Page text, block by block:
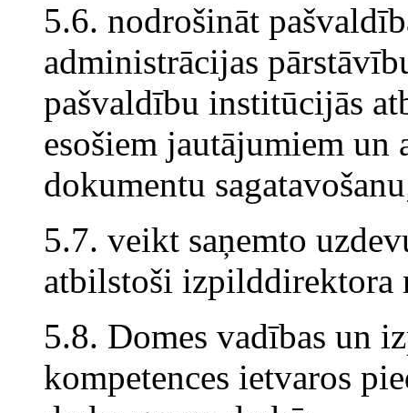
5.6. nodrošināt
administrācijas
pašvaldību institūcijās
esošiem jautājumiem un
dokumentu
5.7. veikt saņemto
atbilstoši izpilddirektora
5.8. Domes vadības un
kompetences ietvaros